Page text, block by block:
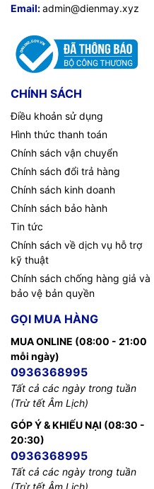
Email:admin@dienmay.xyz
CHÍNH SÁCH
Điều khoản sử dụng
Hình thức thanh toán
Chính sách vận chuyển
Chính sách đổi trả hàng
Chính sách kinh doanh
Chính sách bảo hành
Tin tức
Chính sách về dịch vụ hỗ trợ
kỹ thuật
Chính sách chống hàng giả và
bảo vệ bản quyền
GỌI MUA HÀNG
MUA ONLINE (08:00 - 21:00
mỗi ngày)
0936368995
Tất cả các ngày trong tuần
(Trừ tết Âm Lịch)
GÓP Ý & KHIẾU NẠI (08:30 -
20:30)
0936368995
Tất cả các ngày trong tuần
(Trừ tết Âm Lịch)